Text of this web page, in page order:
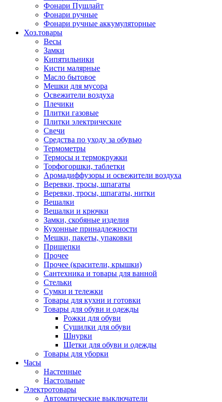
Фонари Пушлайт
Фонари ручные
Фонари ручные аккумуляторные
Хоз.товары
Весы
Замки
Кипятильники
Кисти малярные
Масло бытовое
Мешки для мусора
Освежители воздуха
Плечики
Плитки газовые
Плитки электрические
Свечи
Средства по уходу за обувью
Термометры
Термосы и термокружки
Торфогоршки, таблетки
Аромадиффузоры и освежители воздуха
Веревки, тросы, шпагаты
Веревки, тросы, шпагаты, нитки
Вешалки
Вешалки и крючки
Замки, скобяные изделия
Кухонные принадлежности
Мешки, пакеты, упаковки
Прищепки
Прочее
Прочее (красители, крышки)
Сантехника и товары для ванной
Стельки
Сумки и тележки
Товары для кухни и готовки
Товары для обуви и одежды
Рожки для обуви
Сушилки для обуви
Шнурки
Щетки для обуви и одежды
Товары для уборки
Часы
Настенные
Настольные
Электротовары
Автоматические выключатели